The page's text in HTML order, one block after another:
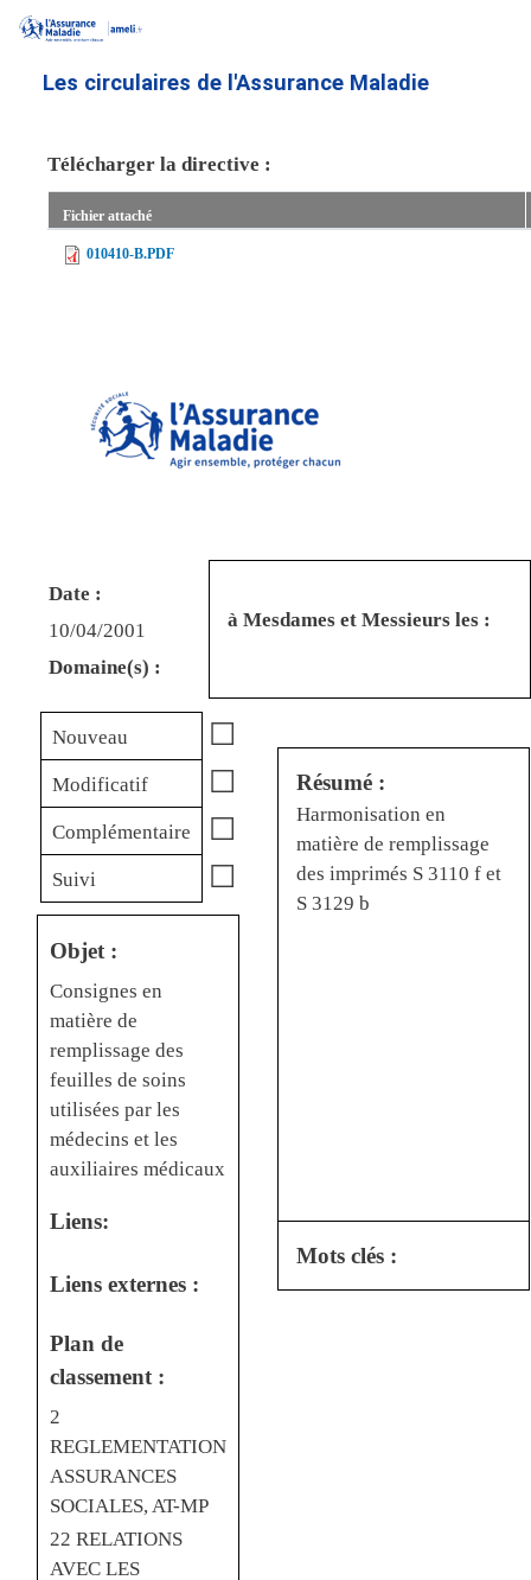
contenu
Les circulaires de l'Assurance Maladie
Télécharger la directive :
Fichier attaché
010410-B.PDF
Date :
10/04/2001
Domaine(s) :
à Mesdames et Messieurs les :
Nouveau ☐
Modificatif ☐
Complémentaire ☐
Suivi ☐
Objet :
Consignes en
matière de
remplissage des
feuilles de soins
utilisées par les
médecins et les
auxiliaires médicaux
Liens:
Liens externes :
Plan de
classement :
2
REGLEMENTATION
ASSURANCES
SOCIALES, AT-MP
22 RELATIONS
AVEC LES
Résumé :
Harmonisation en
matière de remplissage
des imprimés S 3110 f et
S 3129 b
Mots clés :